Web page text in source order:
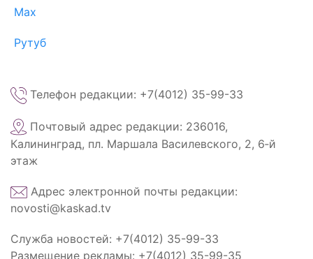
Max
Рутуб
Телефон редакции: +7(4012) 35-99-33
Почтовый адрес редакции: 236016,
Калининград, пл. Маршала Василевского, 2, 6‑й
этаж
Адрес электронной почты редакции:
novosti@kaskad.tv
Служба новостей: +7(4012) 35-99-33
Размещение рекламы: +7(4012) 35-99-35